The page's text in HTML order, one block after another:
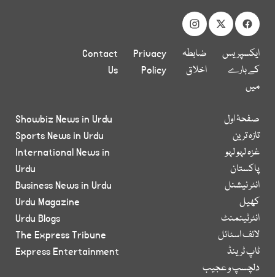
ایکسپریس
کے بارے
میں
ضابطہ
اخلاق
Privacy
Policy
Contact
Us
صفحۂ اول
تازہ ترین
غزہ لہو لہو
پاکستان
انٹر نیشنل
کھیل
انٹرٹینمنٹ
لائف اسٹائل
ٹاپ ٹرینڈ
دلچسپ و عجیب
Showbiz News in Urdu
Sports News in Urdu
International News in
Urdu
Business News in Urdu
Urdu Magazine
Urdu Blogs
The Express Tribune
Express Entertainment